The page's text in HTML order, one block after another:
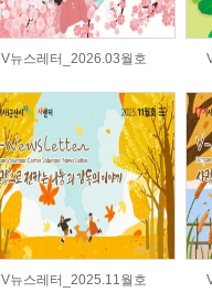
V뉴스레터_2026.03월호
V뉴스레터_2025.11월호